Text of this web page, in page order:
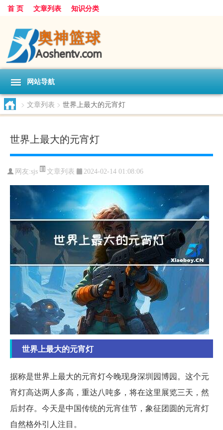
首 页 文章列表 知识分类
网站导航
> 文章列表 > 世界上最大的元宵灯
世界上最大的元宵灯
网友:sjs 文章列表 2024-02-14 01:08:06
世界上最大的元宵灯
据称是世界上最大的元宵灯今晚现身深圳园博园。这个元
宵灯高达两人多高，重达八吨多，将在这里展览三天，然
后封存。今天是中国传统的元宵佳节，象征团圆的元宵灯
自然格外引人注目。